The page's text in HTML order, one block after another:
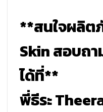
**สนใจผลิ
Skin สอบถ
ได้ที่**
พี่ธีระ